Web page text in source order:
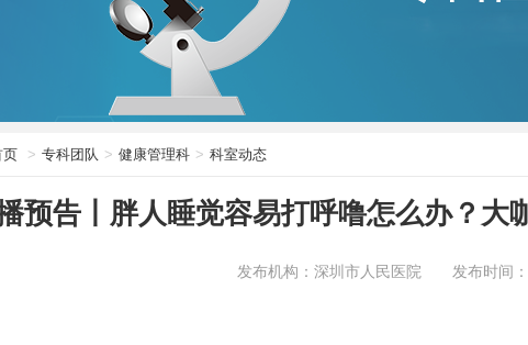
页 专科团队 健康管理科 科室动态
预告丨胖人睡觉容易打呼噜怎么办？大
发布机构：深圳市人民医院 发布时间